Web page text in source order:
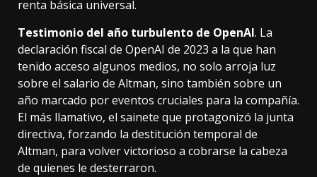
renta básica universal.
Testimonio del año turbulento de OpenAI. La
declaración fiscal de OpenAI de 2023 a la que han
tenido acceso algunos medios, no solo arroja luz
sobre el salario de Altman, sino también sobre un
año marcado por eventos cruciales para la compañía.
El más llamativo, el sainete que protagonizó la junta
directiva, forzando la destitución temporal de
Altman, para volver victorioso a cobrarse la cabeza
de quienes le desterraron.